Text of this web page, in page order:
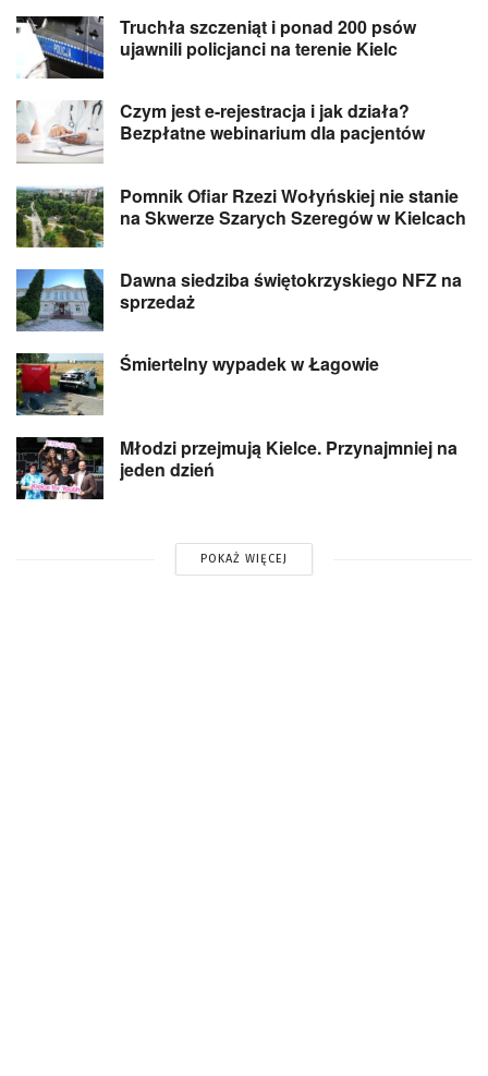
Truchła szczeniąt i ponad 200 psów
ujawnili policjanci na terenie Kielc
Czym jest e-rejestracja i jak działa?
Bezpłatne webinarium dla pacjentów
Pomnik Ofiar Rzezi Wołyńskiej nie stanie
na Skwerze Szarych Szeregów w Kielcach
Dawna siedziba świętokrzyskiego NFZ na
sprzedaż
Śmiertelny wypadek w Łagowie
Młodzi przejmują Kielce. Przynajmniej na
jeden dzień
POKAŻ WIĘCEJ